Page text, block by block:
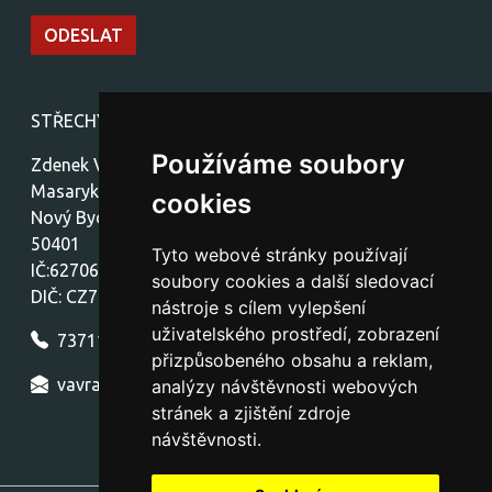
Používáme soubory
cookies
Tyto webové stránky používají
soubory cookies a další sledovací
nástroje s cílem vylepšení
uživatelského prostředí, zobrazení
přizpůsobeného obsahu a reklam,
analýzy návštěvnosti webových
stránek a zjištění zdroje
návštěvnosti.
STŘECHY-stavby Vávra
Zdenek Vávra
Masarykovo náměstí 1459
Nový Bydžov
50401
IČ:62706772
DIČ: CZ7712300772
737111154
vavra.nb.strechy@seznam.cz